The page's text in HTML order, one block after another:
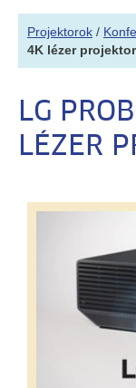
Projektorok /
4K lézer projektor
LG
LÉZER